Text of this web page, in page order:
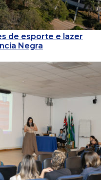
de esporte e lazer
Negra